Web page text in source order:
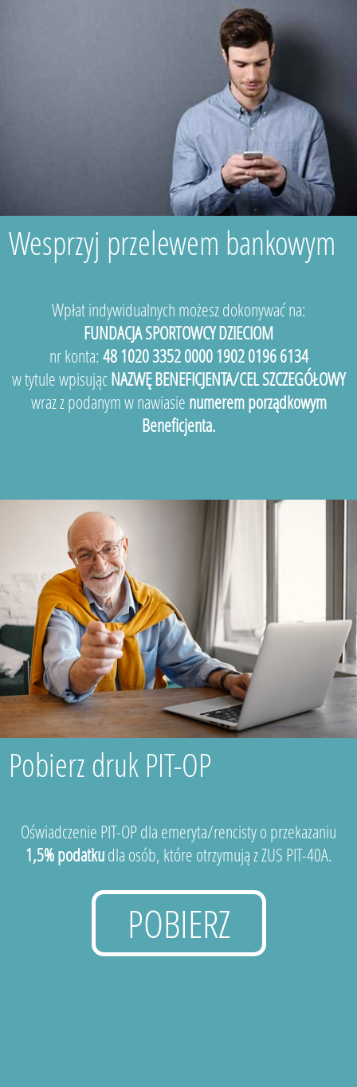
Wesprzyj przelewem bankowym
Wpłat indywidualnych możesz dokonywać na:
FUNDACJA SPORTOWCY DZIECIOM
nr konta: 48 1020 3352 0000 1902 0196 6134
w tytule wpisującNAZWĘ BENEFICJENTA/CEL SZCZEGÓŁOWY
wraz z podanym w nawiasie numerem porządkowym
Beneficjenta.
Pobierz druk PIT-OP
Oświadczenie PIT-OP dla emeryta/rencisty o przekazaniu
1,5% podatkudla osób, które otrzymują z ZUS PIT-40A.
POBIERZ